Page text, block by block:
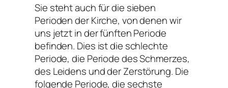
Sie steht auch für die sieben
Perioden der Kirche, von denen wir
uns jetzt in der fünften Periode
befinden. Dies ist die schlechte
Periode, die Periode des Schmerzes,
des Leidens und der Zerstörung. Die
folgende Periode, die sechste